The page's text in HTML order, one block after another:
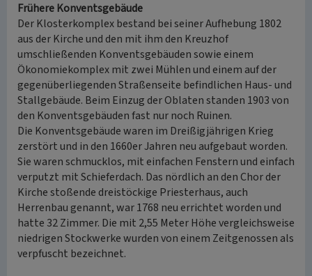
Frühere Konventsgebäude
Der Klosterkomplex bestand bei seiner Aufhebung 1802
aus der Kirche und den mit ihm den Kreuzhof
umschließenden Konventsgebäuden sowie einem
Ökonomiekomplex mit zwei Mühlen und einem auf der
gegenüberliegenden Straßenseite befindlichen Haus- und
Stallgebäude. Beim Einzug der Oblaten standen 1903 von
den Konventsgebäuden fast nur noch Ruinen.
Die Konventsgebäude waren im Dreißigjährigen Krieg
zerstört und in den 1660er Jahren neu aufgebaut worden.
Sie waren schmucklos, mit einfachen Fenstern und einfach
verputzt mit Schieferdach. Das nördlich an den Chor der
Kirche stoßende dreistöckige Priesterhaus, auch
Herrenbau genannt, war 1768 neu errichtet worden und
hatte 32 Zimmer. Die mit 2,55 Meter Höhe vergleichsweise
niedrigen Stockwerke wurden von einem Zeitgenossen als
verpfuscht bezeichnet.